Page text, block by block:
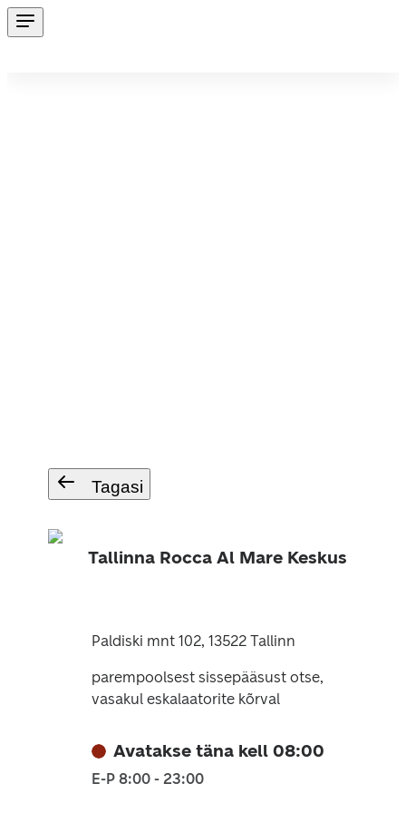
Tagasi
Tallinna Rocca Al Mare Keskus
Paldiski mnt 102, 13522 Tallinn
parempoolsest sissepääsust otse,
vasakul eskalaatorite kõrval
Avatakse täna kell 08:00
E-P 8:00 - 23:00